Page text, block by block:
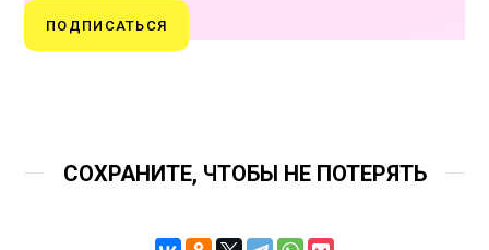
ПОДПИСАТЬСЯ
СОХРАНИТЕ, ЧТОБЫ НЕ ПОТЕРЯТЬ